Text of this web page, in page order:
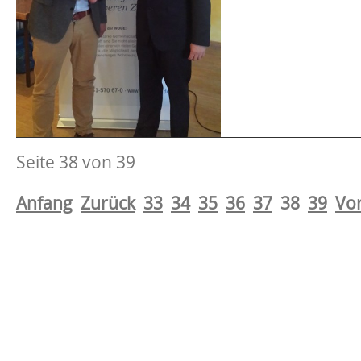
Seite 38 von 39
Anfang Zurück 33 34 35 36 37 38 39